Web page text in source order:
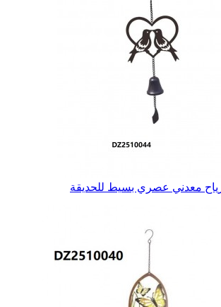
معدني عصري بسيط للحديقة